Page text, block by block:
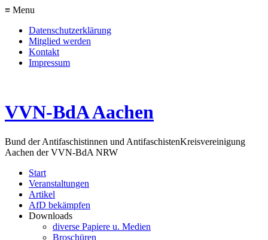
≡ Menu
Datenschutzerklärung
Mitglied werden
Kontakt
Impressum
VVN-BdA Aachen
Bund der Antifaschistinnen und AntifaschistenKreisvereinigung
Aachen der VVN-BdA NRW
Start
Veranstaltungen
Artikel
AfD bekämpfen
Downloads
diverse Papiere u. Medien
Broschüren